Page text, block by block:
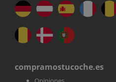
compramostucoche.es